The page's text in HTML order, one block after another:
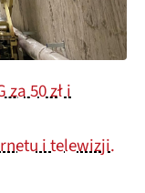
50 zł i
i telewizji.